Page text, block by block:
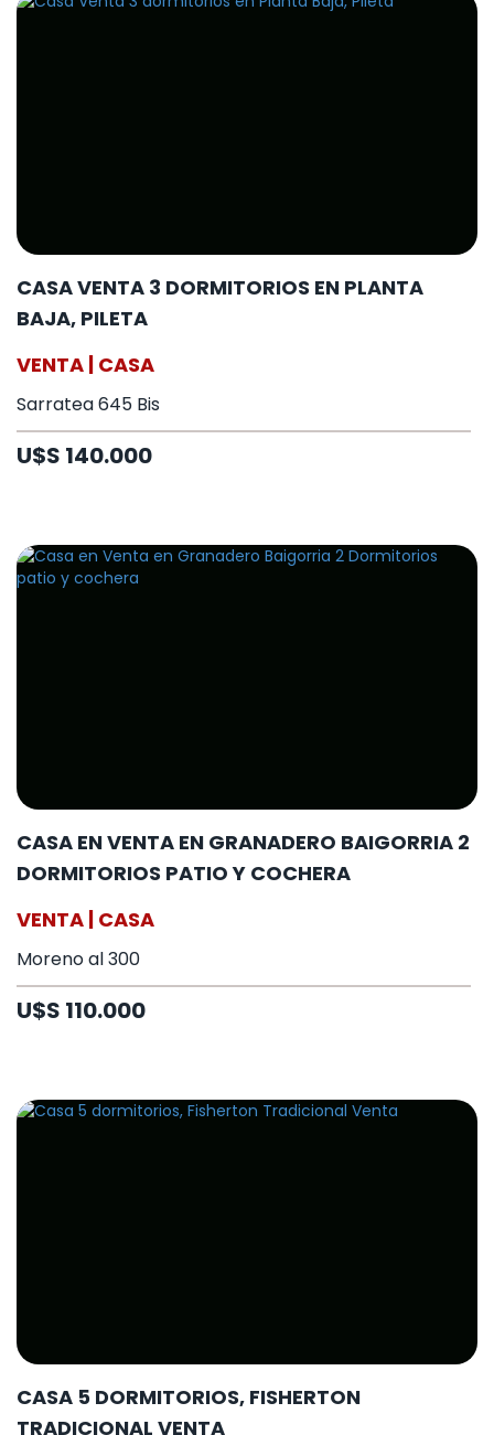
CASA VENTA 3 DORMITORIOS EN PLANTA
BAJA, PILETA
VENTA | CASA
Sarratea 645 Bis
U$S 140.000
CASA EN VENTA EN GRANADERO BAIGORRIA 2
DORMITORIOS PATIO Y COCHERA
VENTA | CASA
Moreno al 300
U$S 110.000
CASA 5 DORMITORIOS, FISHERTON
TRADICIONAL VENTA